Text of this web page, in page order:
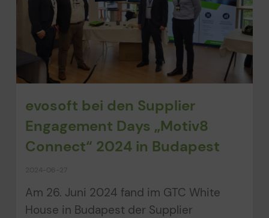
evosoft bei den Supplier
Engagement Days „Motiv8
Connect“ 2024 in Budapest
2024-06-27
Am 26. Juni 2024 fand im GTC White
House in Budapest der Supplier